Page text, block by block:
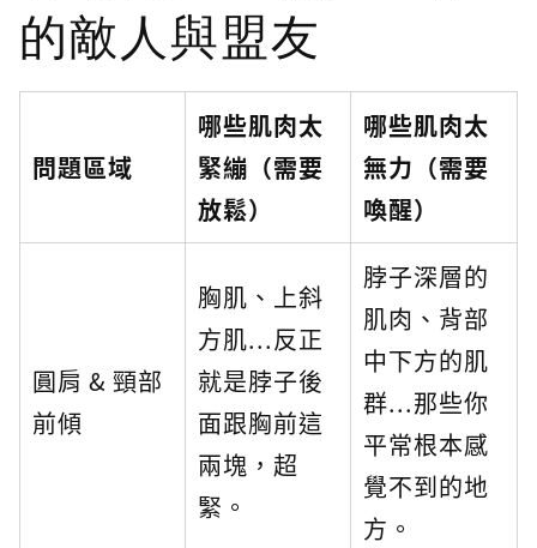
的敵人與盟友
問題區域
哪些肌肉太
緊繃（需要
放鬆）
哪些肌肉太
無力（需要
喚醒）
圓肩 & 頸部
前傾
胸肌、上斜
方肌...反正
就是脖子後
面跟胸前這
兩塊，超
緊。
脖子深層的
肌肉、背部
中下方的肌
群...那些你
平常根本感
覺不到的地
方。